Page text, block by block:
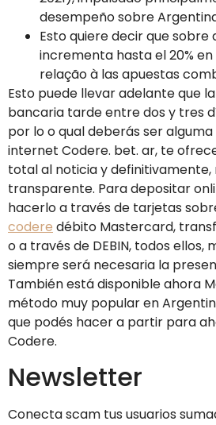
desempeño sobre
Esto quiere decir que sobre
incrementa hasta el 20%
relação à las apuestas
Esto puede llevar adelante que
bancaria tarde entre dos y tres
por lo o qual deberás ser
internet Codere. bet. ar, te
total al noticia y definitivamente,
transparente. Para depositar
hacerlo a través de tarjetas
codere débito Mastercard,
o a través de DEBIN, todos ellos,
siempre será necesaria la
También está disponible ahora
método muy popular en
que podés hacer a partir para
Codere.
Newsletter
Conecta scam tus usuarios